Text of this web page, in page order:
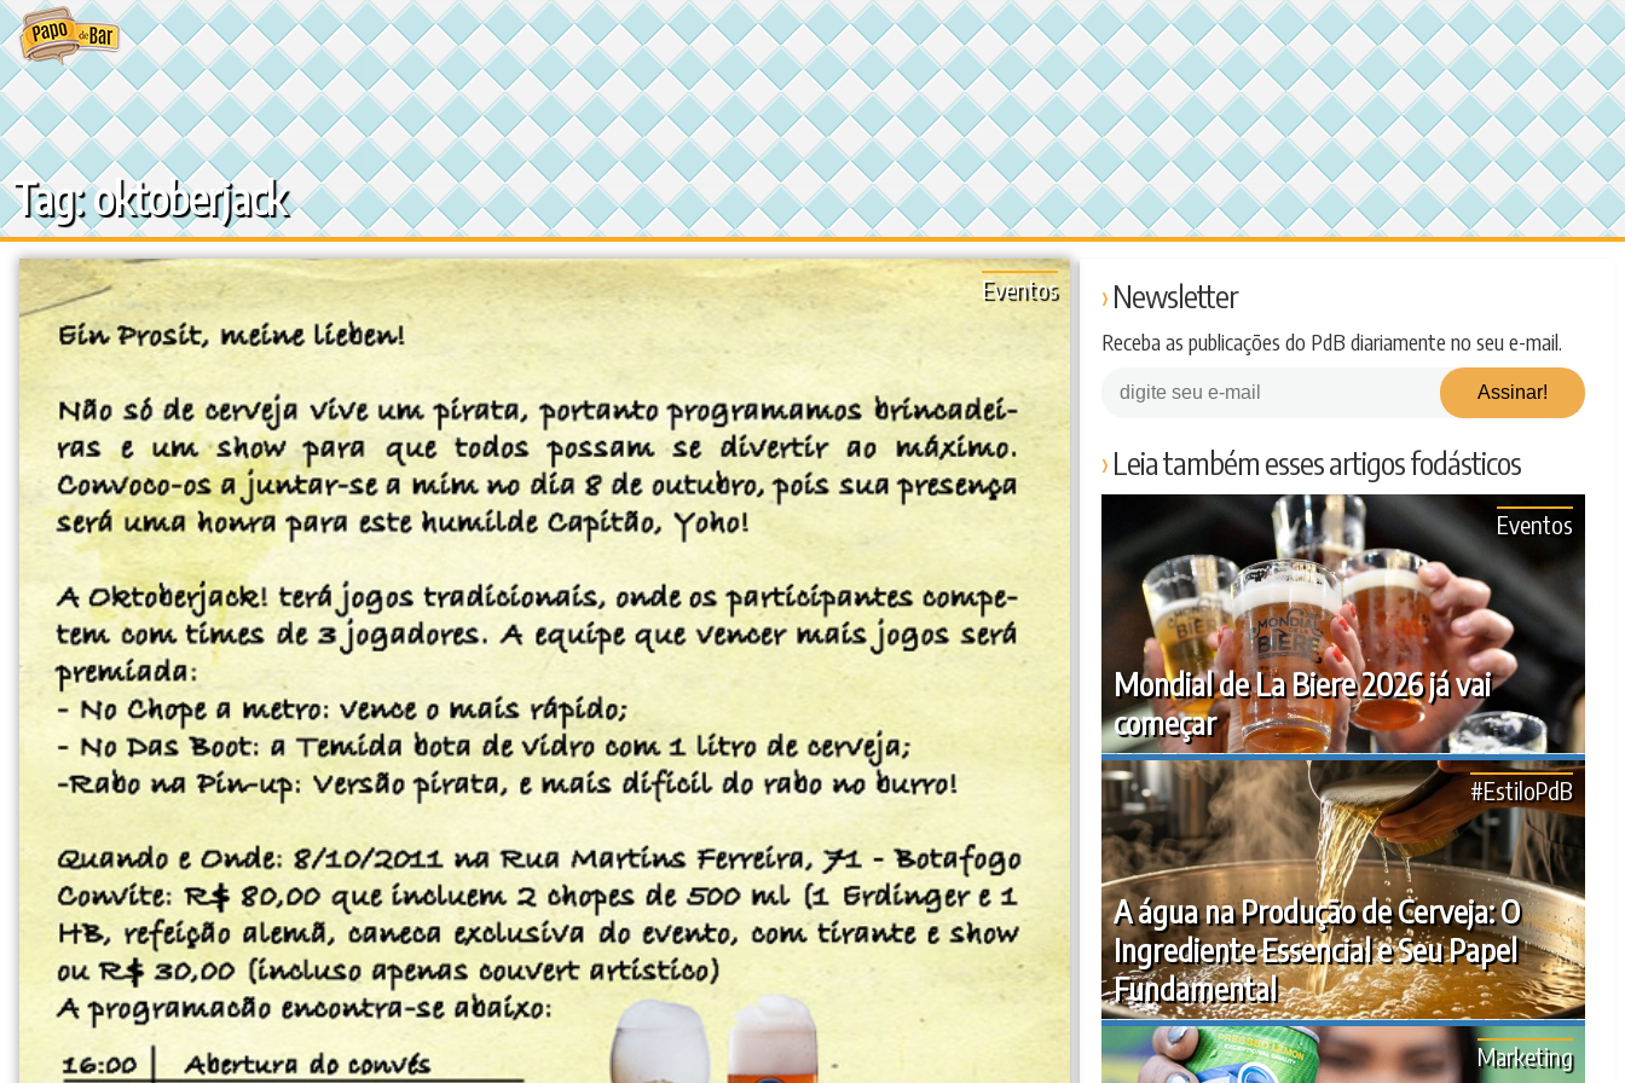
Ir
para
o
conteúdo
Tag: oktoberjack
Eventos Newsletter
Receba as publicações do PdB diariamente no seu e-mail.
Leia também esses artigos fodásticos
Mondial de La Biere 2026 já vai
começar
Eventos
A água na Produção de Cerveja: O
Ingrediente Essencial e Seu Papel
Fundamental
#EstiloPdB
Marketing